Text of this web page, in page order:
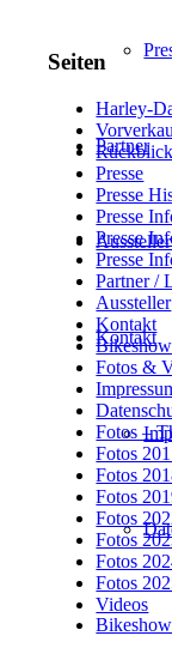
Partner
Kontakt
Bikeshow
Seiten
Harley-
Rückblick
Presse
Presse
Presse
Presse
Presse
Partner /
Aussteller
Kontakt
Bikeshow
Fotos &
Fotos –
Fotos
Fotos
Fotos
Fotos
Fotos
Fotos
Fotos
Videos